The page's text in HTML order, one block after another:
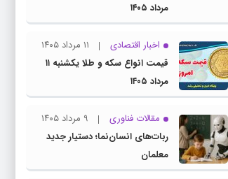
مرداد ۱۴۰۵
اخبار اقتصادی
۱۱ مرداد ۱۴۰۵
قیمت انواع سکه و طلا یکشنبه ۱۱
مرداد ۱۴۰۵
مقالات فناوری
۹ مرداد ۱۴۰۵
ربات‌های انسان‌نما؛ دستیار جدید
معلمان